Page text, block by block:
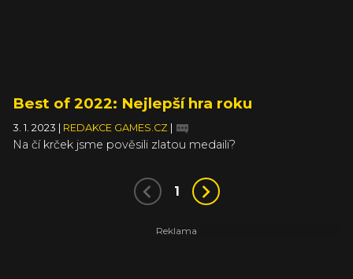
Best of 2022: Nejlepší hra roku
3. 1. 2023 REDAKCE GAMES.CZ
Na čí krček jsme pověsili zlatou medaili?
1